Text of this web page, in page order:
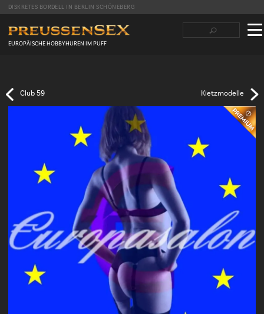
DISKRETES BORDELL IN BERLIN SCHÖNEBERG
Suchbegriffe
Navigation
überspringen
EUROPÄISCHE HOBBYHUREN IM PUFF
Club 59 Kietzmodelle